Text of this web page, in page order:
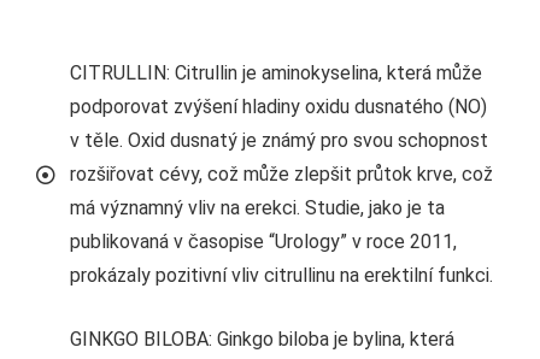
CITRULLIN: Citrullin je aminokyselina, která může
podporovat zvýšení hladiny oxidu dusnatého (NO)
v těle. Oxid dusnatý je známý pro svou schopnost
rozšiřovat cévy, což může zlepšit průtok krve, což
má významný vliv na erekci. Studie, jako je ta
publikovaná v časopise “Urology” v roce 2011,
prokázaly pozitivní vliv citrullinu na erektilní funkci.
GINKGO BILOBA: Ginkgo biloba je bylina, která